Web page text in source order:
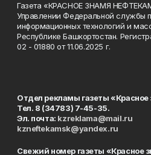
Газета «КРАСНОЕ ЗНАМЯ
Управлении Федеральной службы
информационных технологий и
Республике Башкортостан.
02 - 01880 от 11.06.2025 г.
Отдел рекламы газеты
Тел. 8 (34783) 7-45-35.
Эл. почта: kzreklama@mail.ru
kzneftekamsk@yandex.ru
Свежий номер газеты «Красное